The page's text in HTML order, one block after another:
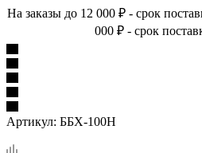
На заказы до 12 000 ₽ - срок
000 ₽ - срок
Артикул: ББХ-100Н